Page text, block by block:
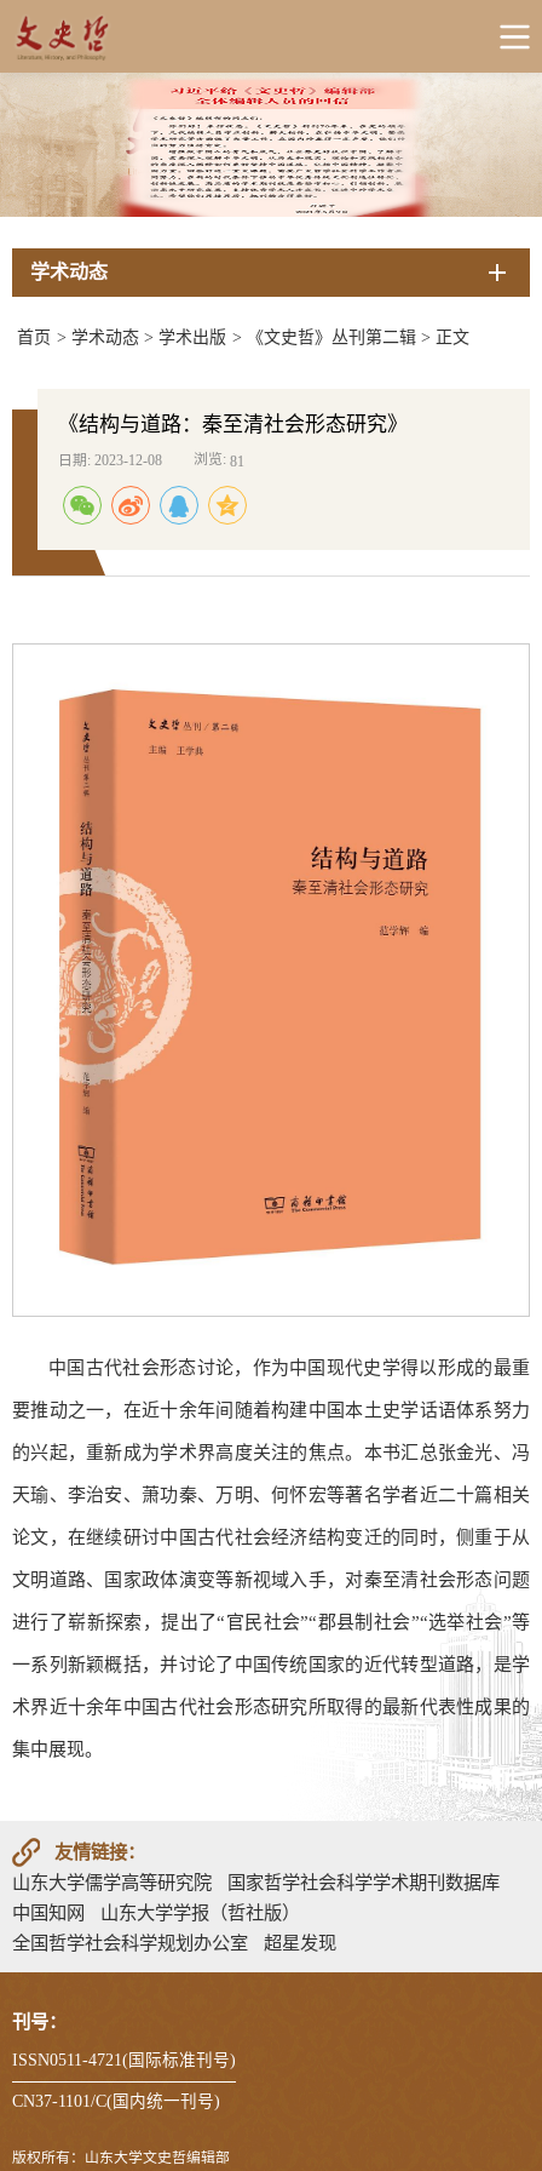
学术动态
首页 > 学术动态 > 学术出版 > 《文史哲》丛刊第二辑 > 正文
《结构与道路：秦至清社会形态研究》
日期: 2023-12-08 浏览: 81
中国古代社会形态讨论，作为中国现代史学得以形成的最重
要推动之一，在近十余年间随着构建中国本土史学话语体系努力
的兴起，重新成为学术界高度关注的焦点。本书汇总张金光、冯
天瑜、李治安、萧功秦、万明、何怀宏等著名学者近二十篇相关
论文，在继续研讨中国古代社会经济结构变迁的同时，侧重于从
文明道路、国家政体演变等新视域入手，对秦至清社会形态问题
进行了崭新探索，提出了“官民社会”“郡县制社会”“选举社会”等
一系列新颖概括，并讨论了中国传统国家的近代转型道路，是学
术界近十余年中国古代社会形态研究所取得的最新代表性成果的
集中展现。
友情链接：
山东大学儒学高等研究院
国家哲学社会科学学术期刊数据库
中国知网
山东大学学报（哲社版）
全国哲学社会科学规划办公室
超星发现
刊号：
ISSN0511-4721(国际标准刊号)
CN37-1101/C(国内统一刊号)
版权所有：山东大学文史哲编辑部